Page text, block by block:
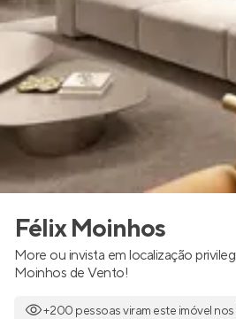
Félix Moinhos
More ou invista em localização
Moinhos de Vento!
+200 pessoas viram este imóvel